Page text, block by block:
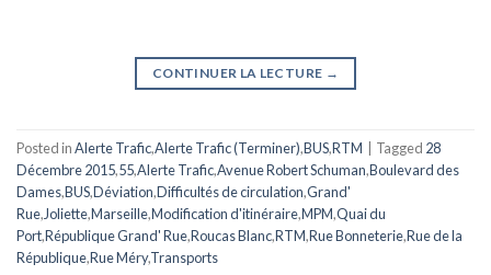
CONTINUER LA LECTURE →
Posted inAlerte Trafic,Alerte Trafic (Terminer),BUS,RTM Tagged 28
Décembre 2015,55,Alerte Trafic,Avenue Robert Schuman,Boulevard des
Dames,BUS,Déviation,Difficultés de circulation,Grand'
Rue,Joliette,Marseille,Modification d'itinéraire,MPM,Quai du
Port,République Grand' Rue,Roucas Blanc,RTM,Rue Bonneterie,Rue de la
République,Rue Méry,Transports